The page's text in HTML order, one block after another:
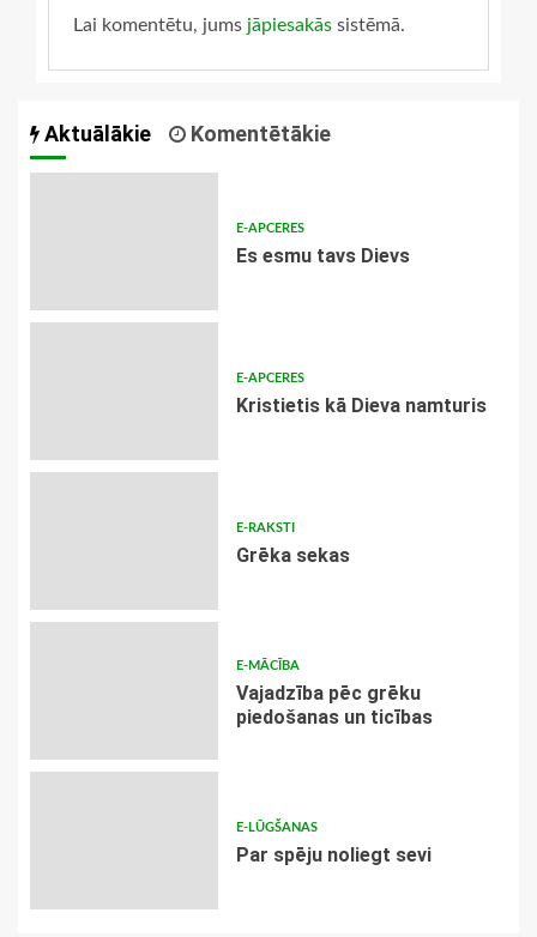
Lai komentētu, jums jāpiesakās sistēmā.
Aktuālākie Komentētākie
E-APCERES
Es esmu tavs Dievs
E-APCERES
Kristietis kā Dieva namturis
E-RAKSTI
Grēka sekas
E-MĀCĪBA
Vajadzība pēc grēku
piedošanas un ticības
E-LŪGŠANAS
Par spēju noliegt sevi